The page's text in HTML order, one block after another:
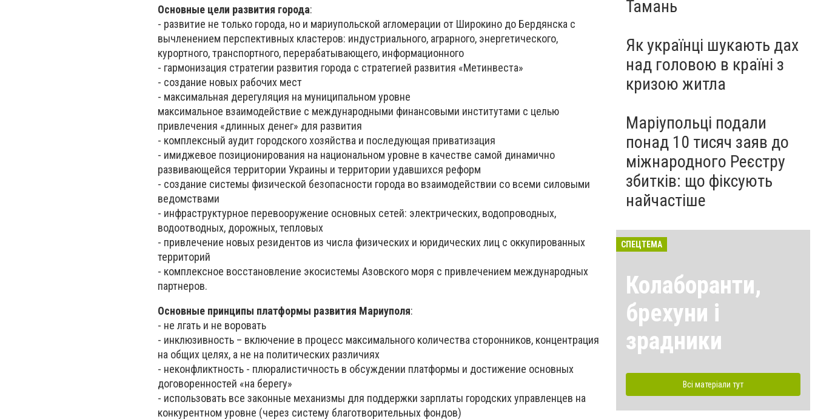
Основные цели развития города:
- развитие не только города, но и мариупольской агломерации от Широкино до Бердянска с
вычленением перспективных кластеров: индустриального, аграрного, энергетического,
курортного, транспортного, перерабатывающего, информационного
- гармонизация стратегии развития города с стратегией развития «Метинвеста»
- создание новых рабочих мест
- максимальная дерегуляция на муниципальном уровне
максимальное взаимодействие с международными финансовыми институтами с целью
привлечения «длинных денег» для развития
- комплексный аудит городского хозяйства и последующая приватизация
- имиджевое позиционирования на национальном уровне в качестве самой динамично
развивающейся территории Украины и территории удавшихся реформ
- создание системы физической безопасности города во взаимодействии со всеми силовыми
ведомствами
- инфраструктурное перевооружение основных сетей: электрических, водопроводных,
водоотводных, дорожных, тепловых
- привлечение новых резидентов из числа физических и юридических лиц с оккупированных
территорий
- комплексное восстановление экосистемы Азовского моря с привлечением международных
партнеров.
Основные принципы платформы развития Мариуполя:
- не лгать и не воровать
- инклюзивность – включение в процесс максимального количества сторонников, концентрация
на общих целях, а не на политических различиях
- неконфликтность - плюралистичность в обсуждении платформы и достижение основных
договоренностей «на берегу»
- использовать все законные механизмы для поддержки зарплаты городских управленцев на
конкурентном уровне (через систему благотворительных фондов)
Тамань
Як українці шукають дах
над головою в країні з
кризою житла
Маріупольці подали
понад 10 тисяч заяв до
міжнародного Реєстру
збитків: що фіксують
найчастіше
СПЕЦТЕМА
Колаборанти,
брехуни і
зрадники
Всі матеріали тут